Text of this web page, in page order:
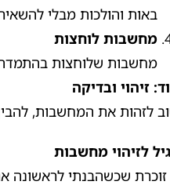
באות והולכות מבלי
מחשבות לוחצות
מחשבות שלוחצות
זיהוי ובדיקה
לזהות את המחשבות,
לזיהוי מחשבות
זוכרת שכשהבנתי לראשונה